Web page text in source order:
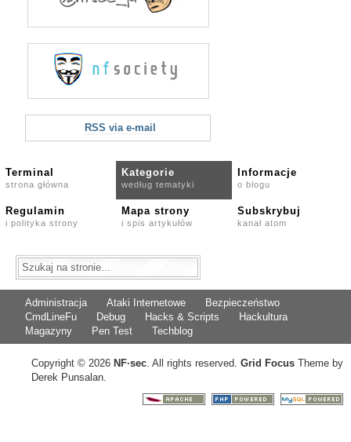
RSS via e-mail
Terminal
strona główna
Kategorie
według tematyki
Informacje
o blogu
Regulamin
i polityka strony
Mapa strony
i spis artykułów
Subskrybuj
kanał atom
Administracja Ataki Internetowe
Bezpieczeństwo
CmdLineFu
Debug Hacks & Scripts
Hackultura
Magazyny
Pen Test Techblog
Copyright © 2026 NF·sec. All rights reserved. Grid Focus Theme by
Derek Punsalan.